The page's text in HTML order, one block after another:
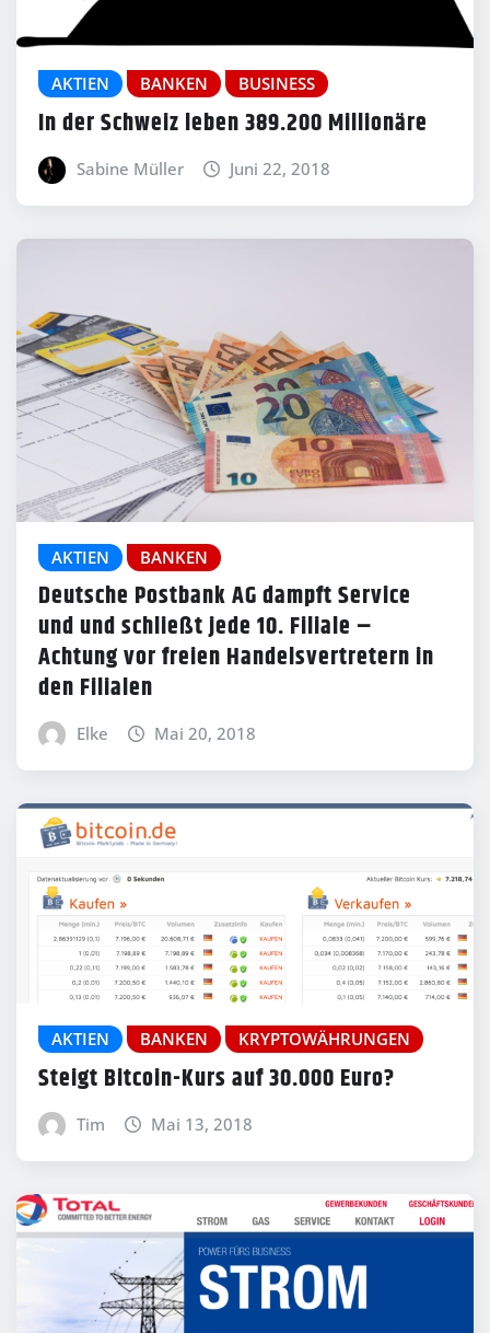
AKTIEN BANKEN BUSINESS
In der Schweiz leben 389.200 Millionäre
Sabine Müller Juni 22, 2018
AKTIEN BANKEN
Deutsche Postbank AG dampft Service
und und schließt jede 10. Filiale –
Achtung vor freien Handelsvertretern in
den Filialen
Elke Mai 20, 2018
AKTIEN BANKEN KRYPTOWÄHRUNGEN
Steigt Bitcoin-Kurs auf 30.000 Euro?
Tim Mai 13, 2018